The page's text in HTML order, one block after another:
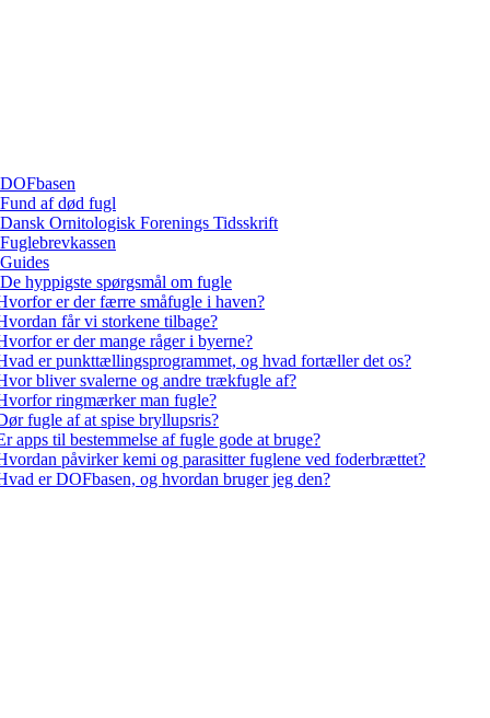
DOFbasen
Fund af død fugl
Dansk Ornitologisk Forenings Tidsskrift
Fuglebrevkassen
Guides
De hyppigste spørgsmål om fugle
er der færre småfugle i haven?
får vi storkene tilbage?
er der mange råger i byerne?
er punkttællingsprogrammet, og hvad fortæller det os?
bliver svalerne og andre trækfugle af?
ringmærker man fugle?
fugle af at spise bryllupsris?
apps til bestemmelse af fugle gode at bruge?
påvirker kemi og parasitter fuglene ved foderbrættet?
er DOFbasen, og hvordan bruger jeg den?